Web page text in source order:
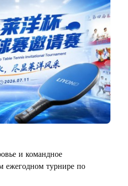
и командное
ежегодном турнире по